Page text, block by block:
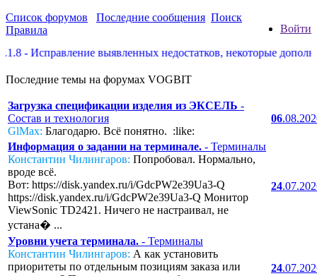
Войти
Список форумов Последние сообщения Поиск
Правила
выявленных недостатков, некоторые дополнения по
Последние темы на форумах VOGBIT
Загрузка спецификации изделия из ЭКСЕЛЬ -
Состав и технология
GlMax: Благодарю. Всё понятно. :like:
06
Информация о задании на терминале. - Терминалы
Константин Чилингаров: Попробовал. Нормально,
вроде всё.
Вот: https://disk.yandex.ru/i/GdcPW2e39Ua3-Q
https://disk.yandex.ru/i/GdcPW2e39Ua3-Q Монитор
ViewSonic TD2421. Ничего не настраивал, не
устана� ...
24
Уровни учета терминала. - Терминалы
Константин Чилингаров: А как установить
приоритеты по отдельным позициям заказа или
24